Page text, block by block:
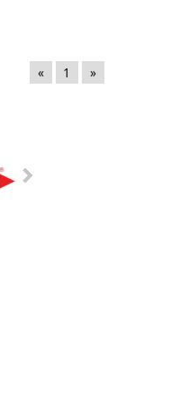
« 1 »